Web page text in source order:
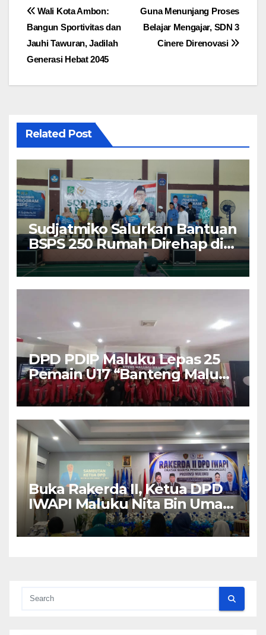
Navigasi
pos
Guna Menunjang Proses
Belajar Mengajar, SDN 3
Cinere Direnovasi
Wali Kota Ambon:
Bangun Sportivitas dan
Jauhi Tawuran, Jadilah
Generasi Hebat 2045
Related Post
Sudjatmiko Salurkan Bantuan
BSPS 250 Rumah Direhap di
Depok
DPD PDIP Maluku Lepas 25
Pemain U17 “Banteng Maluku
Raya” ke Sokerano Cup di
Jawa Timur
Buka Rakerda II, Ketua DPD
IWAPI Maluku Nita Bin Umar:
Perempuan Pengusaha Pilar
Penggerak UMKM